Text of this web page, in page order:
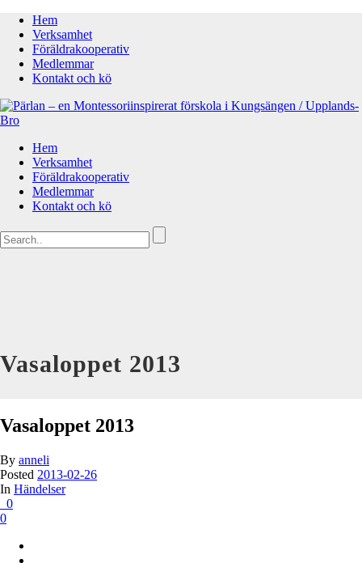
Hem
Verksamhet
Föräldrakooperativ
Medlemmar
Kontakt och kö
Hem
Verksamhet
Föräldrakooperativ
Medlemmar
Kontakt och kö
Vasaloppet 2013
Vasaloppet 2013
By anneli
Posted 2013-02-26
In Händelser
0
0